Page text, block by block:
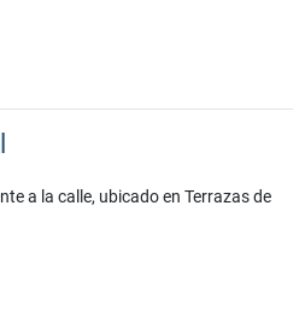
a la calle, ubicado en Terrazas de